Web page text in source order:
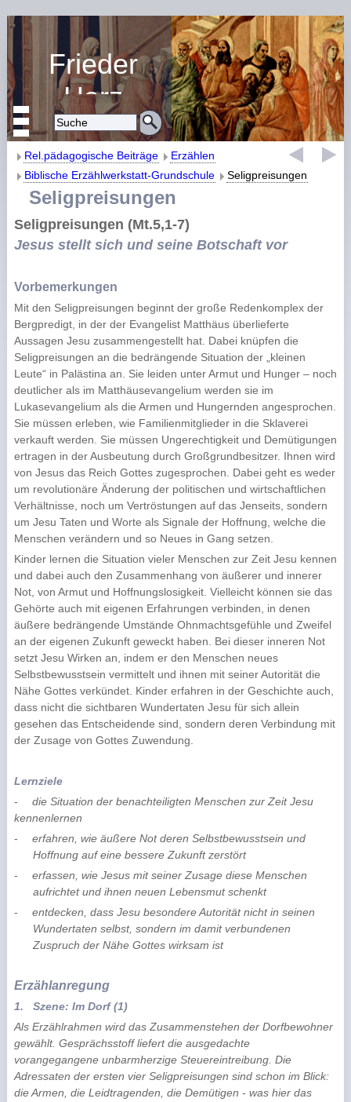
Frieder
Harz
Religiöse Erziehung
und Bildung
Rel.pädagogische Beiträge
Erzählen
Biblische Erzählwerkstatt-Grundschule
Seligpreisungen
Seligpreisungen
Seligpreisungen (Mt.5,1-7)
Jesus stellt sich und seine Botschaft vor
Vorbemerkungen
Mit den Seligpreisungen beginnt der große Redenkomplex der
Bergpredigt, in der der Evangelist Matthäus überlieferte
Aussagen Jesu zusammengestellt hat. Dabei knüpfen die
Seligpreisungen an die bedrängende Situation der „kleinen
Leute“ in Palästina an. Sie leiden unter Armut und Hunger – noch
deutlicher als im Matthäusevangelium werden sie im
Lukasevangelium als die Armen und Hungernden angesprochen.
Sie müssen erleben, wie Familienmitglieder in die Sklaverei
verkauft werden. Sie müssen Ungerechtigkeit und Demütigungen
ertragen in der Ausbeutung durch Großgrundbesitzer. Ihnen wird
von Jesus das Reich Gottes zugesprochen. Dabei geht es weder
um revolutionäre Änderung der politischen und wirtschaftlichen
Verhältnisse, noch um Vertröstungen auf das Jenseits, sondern
um Jesu Taten und Worte als Signale der Hoffnung, welche die
Menschen verändern und so Neues in Gang setzen.
Kinder lernen die Situation vieler Menschen zur Zeit Jesu kennen
und dabei auch den Zusammenhang von äußerer und innerer
Not, von Armut und Hoffnungslosigkeit. Vielleicht können sie das
Gehörte auch mit eigenen Erfahrungen verbinden, in denen
äußere bedrängende Umstände Ohnmachtsgefühle und Zweifel
an der eigenen Zukunft geweckt haben. Bei dieser inneren Not
setzt Jesu Wirken an, indem er den Menschen neues
Selbstbewusstsein vermittelt und ihnen mit seiner Autorität die
Nähe Gottes verkündet. Kinder erfahren in der Geschichte auch,
dass nicht die sichtbaren Wundertaten Jesu für sich allein
gesehen das Entscheidende sind, sondern deren Verbindung mit
der Zusage von Gottes Zuwendung.
Lernziele
-
die Situation der benachteiligten Menschen zur Zeit Jesu
kennenlernen
-
erfahren, wie äußere Not deren Selbstbewusstsein und
Hoffnung auf eine bessere Zukunft zerstört
-
erfassen, wie Jesus mit seiner Zusage diese Menschen
aufrichtet und ihnen neuen Lebensmut schenkt
-
entdecken, dass Jesu besondere Autorität nicht in seinen
Wundertaten selbst, sondern im damit verbundenen
Zuspruch der Nähe Gottes wirksam ist
Erzählanregung
1.
Szene: Im Dorf (1)
Als Erzählrahmen wird das Zusammenstehen der Dorfbewohner
gewählt. Gesprächsstoff liefert die ausgedachte
vorangegangene unbarmherzige Steuereintreibung. Die
Adressaten der ersten vier Seligpreisungen sind schon im Blick:
die Armen, die Leidtragenden, die Demütigen - was hier das